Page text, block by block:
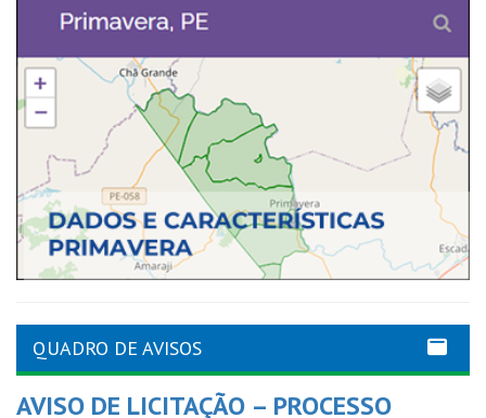
QUADRO DE AVISOS
AVISO DE LICITAÇÃO – PROCESSO